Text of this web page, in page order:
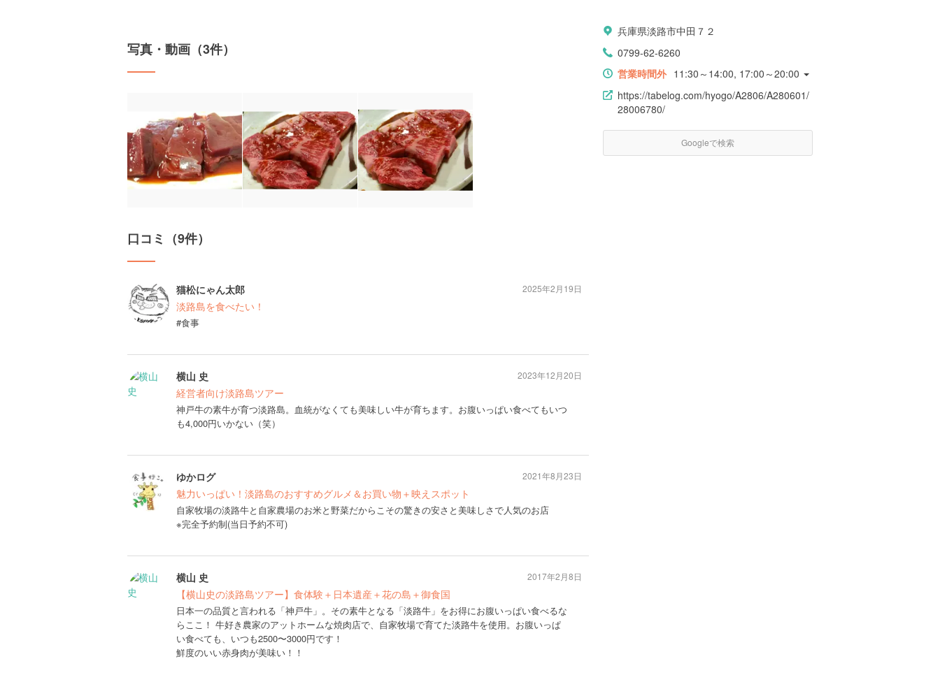
写真・動画（3件）
口コミ（9件）
猫松にゃん太郎
淡路島を食べたい！
#食事
2025年2月19日
横山 史
経営者向け淡路島ツアー
神戸牛の素牛が育つ淡路島。血統がなくても美味しい牛が育ちます。お腹いっぱい食べてもいつ
も4,000円いかない（笑）
2023年12月20日
ゆかログ
魅力いっぱい！淡路島のおすすめグルメ＆お買い物＋映えスポット
自家牧場の淡路牛と自家農場のお米と野菜だからこその驚きの安さと美味しさで人気のお店
※完全予約制(当日予約不可)
2021年8月23日
横山 史
【横山史の淡路島ツアー】食体験＋日本遺産＋花の島＋御食国
日本一の品質と言われる「神戸牛」。その素牛となる「淡路牛」をお得にお腹いっぱい食べるな
らここ！ 牛好き農家のアットホームな焼肉店で、自家牧場で育てた淡路牛を使用。お腹いっぱ
い食べても、いつも2500〜3000円です！
鮮度のいい赤身肉が美味い！！
2017年2月8日
兵庫県淡路市中田７２
0799-62-6260
営業時間外 11:30～14:00, 17:00～20:00
https://tabelog.com/hyogo/A2806/A280601/
28006780/
Googleで検索